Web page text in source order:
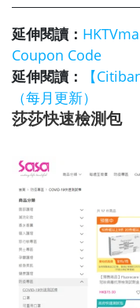
延伸閱讀：
Coupon Code
延伸閱讀：
【
（每月更新）
莎莎快速檢測包